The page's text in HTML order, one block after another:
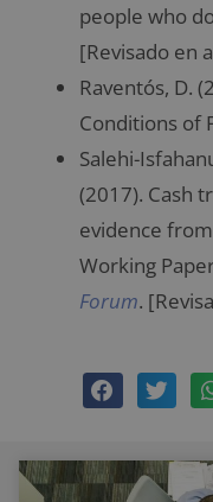
people who
[Revisado en
Raventós, D.
Conditions of
Salehi-
(2017). Cash
evidence
Working
Forum.